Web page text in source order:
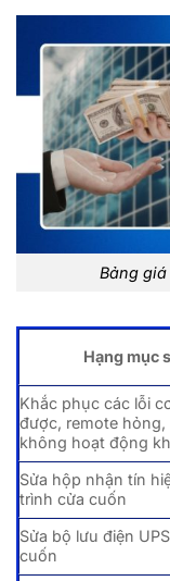
Bảng
Hạng mục
Khắc phục các lỗi
được, remote
không hoạt động
Sửa hộp nhận tín
trình cửa cuốn
Sửa bộ lưu điện
cuốn